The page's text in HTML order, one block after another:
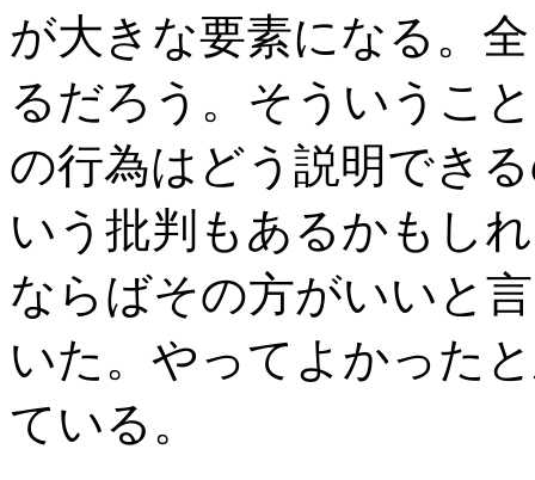
が大きな要素になる。
るだろう。そういうこ
の行為はどう説明でき
いう批判もあるかもし
ならばその方がいいと
いた。やってよかった
ている。